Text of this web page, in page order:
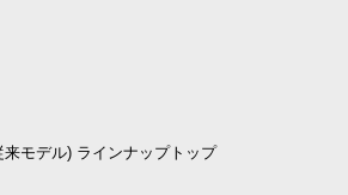
モデル) ラインナップトップ